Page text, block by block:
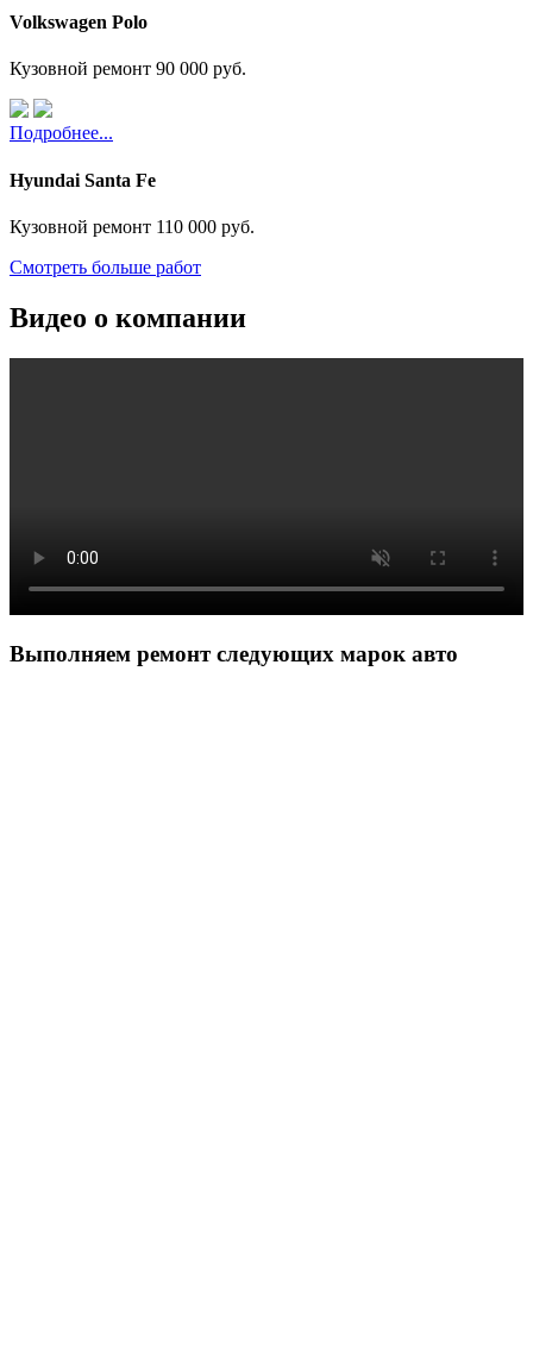
Volkswagen Polo
Кузовной ремонт 90 000 руб.
Подробнее...
Hyundai Santa Fe
Кузовной ремонт 110 000 руб.
Смотреть больше работ
Видео о компании
Выполняем ремонт следующих марок авто